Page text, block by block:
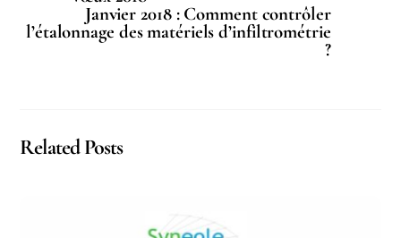
Janvier 2018 : Comment contrôler
l’étalonnage des matériels d’infiltrométrie
?
Related Posts